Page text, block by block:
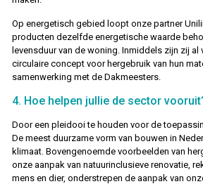
Op energetisch gebied loopt onze partner
producten dezelfde energetische waarde
levensduur van de woning. Inmiddels zijn zij al
circulaire concept voor hergebruik van hun
samenwerking met de Dakmeesters.
4. Hoe helpen jullie de sector
Door een pleidooi te houden voor de
De meest duurzame vorm van bouwen in
klimaat. Bovengenoemde voorbeelden van
onze aanpak van natuurinclusieve renovatie,
mens en dier, onderstrepen de aanpak van